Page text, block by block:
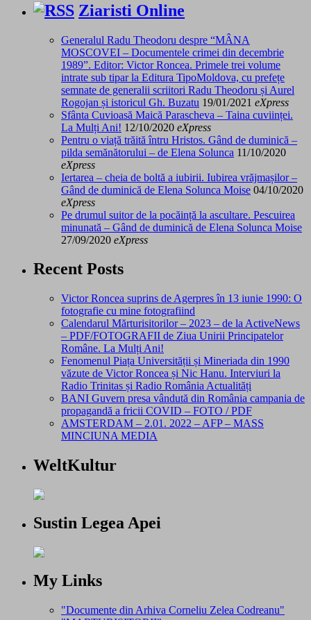
Ziaristi Online
Generalul Radu Theodoru despre “MÂNA
MOSCOVEI – Documentele crimei din decembrie
1989”. Editor: Victor Roncea. Primele trei volume
intrate sub tipar la Editura TipoMoldova, cu prefețe
semnate de generalii scriitori Radu Theodoru și Aurel
Rogojan și istoricul Gh. Buzatu 19/01/2021 eXpress
Sfânta Cuvioasă Maică Parascheva – Taina cuviinței.
La Mulți Ani! 12/10/2020 eXpress
Pentru o viață trăită întru Hristos. Gând de duminică –
pilda semănătorului – de Elena Solunca 11/10/2020
eXpress
Iertarea – cheia de boltă a iubirii. Iubirea vrăjmașilor –
Gând de duminică de Elena Solunca Moise 04/10/2020
eXpress
Pe drumul suitor de la pocăință la ascultare. Pescuirea
minunată – Gând de duminică de Elena Solunca Moise
27/09/2020 eXpress
Recent Posts
Victor Roncea suprins de Agerpres în 13 iunie 1990: O
fotografie cu mine fotografiind
Calendarul Mărturisitorilor – 2023 – de la ActiveNews
– PDF/FOTOGRAFII de Ziua Unirii Principatelor
Române. La Mulți Ani!
Fenomenul Piața Universității și Mineriada din 1990
văzute de Victor Roncea și Nic Hanu. Interviuri la
Radio Trinitas și Radio România Actualități
BANI Guvern presa vândută din România campania de
propagandă a fricii COVID – FOTO / PDF
AMSTERDAM – 2.01. 2022 – AFP – MASS
MINCIUNA MEDIA
WeltKultur
Sustin Legea Apei
My Links
"Documente din Arhiva Corneliu Zelea Codreanu"